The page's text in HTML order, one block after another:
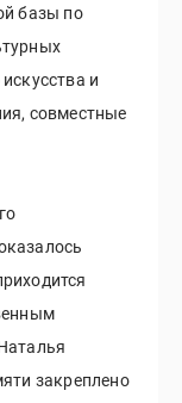
базы по
и
совместные
закреплено